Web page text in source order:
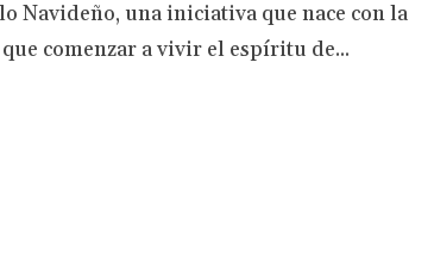
Navideño, una iniciativa que nace con la
comenzar a vivir el espíritu de...